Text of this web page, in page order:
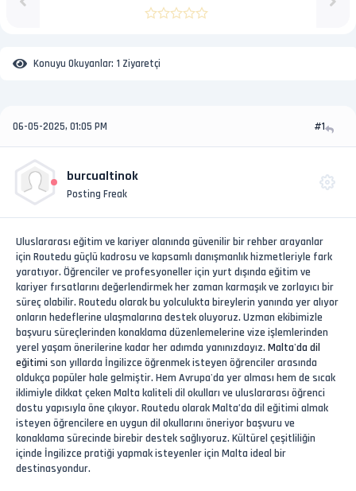
Konuyu Okuyanlar: 1 Ziyaretçi
06-05-2025, 01:05 PM #1
burcualtinok
Posting Freak
Uluslararası eğitim ve kariyer alanında güvenilir bir rehber arayanlar
için Routedu güçlü kadrosu ve kapsamlı danışmanlık hizmetleriyle fark
yaratıyor. Öğrenciler ve profesyoneller için yurt dışında eğitim ve
kariyer fırsatlarını değerlendirmek her zaman karmaşık ve zorlayıcı bir
süreç olabilir. Routedu olarak bu yolculukta bireylerin yanında yer alıyor
onların hedeflerine ulaşmalarına destek oluyoruz. Uzman ekibimizle
başvuru süreçlerinden konaklama düzenlemelerine vize işlemlerinden
yerel yaşam önerilerine kadar her adımda yanınızdayız. Malta'da dil
eğitimi son yıllarda İngilizce öğrenmek isteyen öğrenciler arasında
oldukça popüler hale gelmiştir. Hem Avrupa'da yer alması hem de sıcak
iklimiyle dikkat çeken Malta kaliteli dil okulları ve uluslararası öğrenci
dostu yapısıyla öne çıkıyor. Routedu olarak Malta’da dil eğitimi almak
isteyen öğrencilere en uygun dil okullarını öneriyor başvuru ve
konaklama sürecinde birebir destek sağlıyoruz. Kültürel çeşitliliğin
içinde İngilizce pratiği yapmak isteyenler için Malta ideal bir
destinasyondur.